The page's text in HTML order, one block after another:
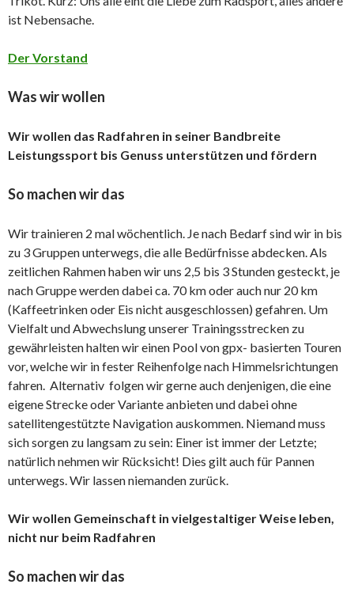
ist Nebensache.
Der Vorstand
Was wir wollen
Wir wollen das Radfahren in seiner Bandbreite
Leistungssport bis Genuss unterstützen und fördern
So machen wir das
Wir trainieren 2 mal wöchentlich. Je nach Bedarf sind wir in bis
zu 3 Gruppen unterwegs, die alle Bedürfnisse abdecken. Als
zeitlichen Rahmen haben wir uns 2,5 bis 3 Stunden gesteckt, je
nach Gruppe werden dabei ca. 70 km oder auch nur 20 km
(Kaffeetrinken oder Eis nicht ausgeschlossen) gefahren. Um
Vielfalt und Abwechslung unserer Trainingsstrecken zu
gewährleisten halten wir einen Pool von gpx- basierten Touren
vor, welche wir in fester Reihenfolge nach Himmelsrichtungen
fahren. Alternativ folgen wir gerne auch denjenigen, die eine
eigene Strecke oder Variante anbieten und dabei ohne
satellitengestützte Navigation auskommen. Niemand muss
sich sorgen zu langsam zu sein: Einer ist immer der Letzte;
natürlich nehmen wir Rücksicht! Dies gilt auch für Pannen
unterwegs. Wir lassen niemanden zurück.
Wir wollen Gemeinschaft in vielgestaltiger Weise leben,
nicht nur beim Radfahren
So machen wir das